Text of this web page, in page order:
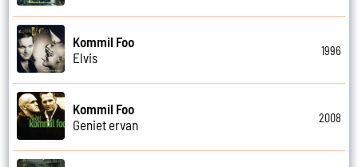
Kommil Foo
Elvis
1996
Kommil Foo
Geniet ervan
2008